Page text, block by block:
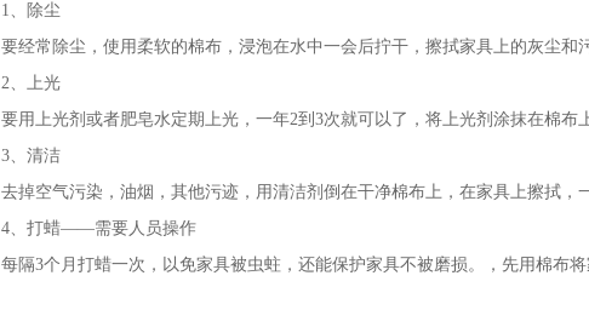
1、除尘
要经常除尘，使用柔软的棉布，浸泡在水中一会后拧干，擦拭家具上的灰尘和
2、上光
要用上光剂或者肥皂水定期上光，一年2到3次就可以了，将上光剂涂抹在棉布
3、清洁
去掉空气污染，油烟，其他污迹，用清洁剂倒在干净棉布上，在家具上擦拭，
4、打蜡——需要人员操作
每隔3个月打蜡一次，以免家具被虫蛀，还能保护家具不被磨损。，先用棉布